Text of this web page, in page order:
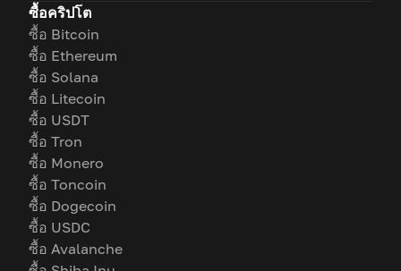
ซื้อคริปโต
ซื้อ Bitcoin
ซื้อ Ethereum
ซื้อ Solana
ซื้อ Litecoin
ซื้อ USDT
ซื้อ Tron
ซื้อ Monero
ซื้อ Toncoin
ซื้อ Dogecoin
ซื้อ USDC
ซื้อ Avalanche